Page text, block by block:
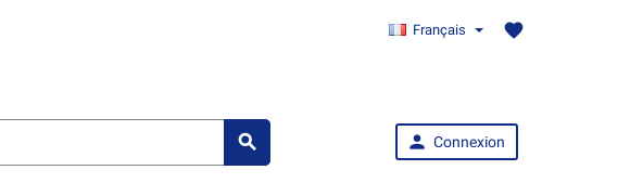
Français favorite
  Connexion